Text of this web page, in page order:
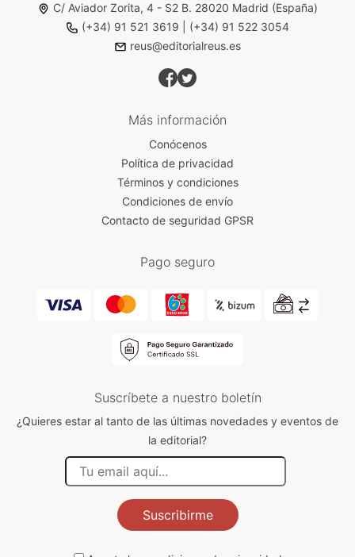
C/ Aviador Zorita, 4 - S2 B. 28020 Madrid (España)
(+34) 91 521 3619
(+34) 91 522 3054
reus@editorialreus.es
Más información
Conócenos
Política de privacidad
Términos y condiciones
Condiciones de envío
Contacto de seguridad GPSR
Pago seguro
Suscríbete a nuestro boletín
¿Quieres estar al tanto de las últimas novedades y eventos de
la editorial?
Suscribirme